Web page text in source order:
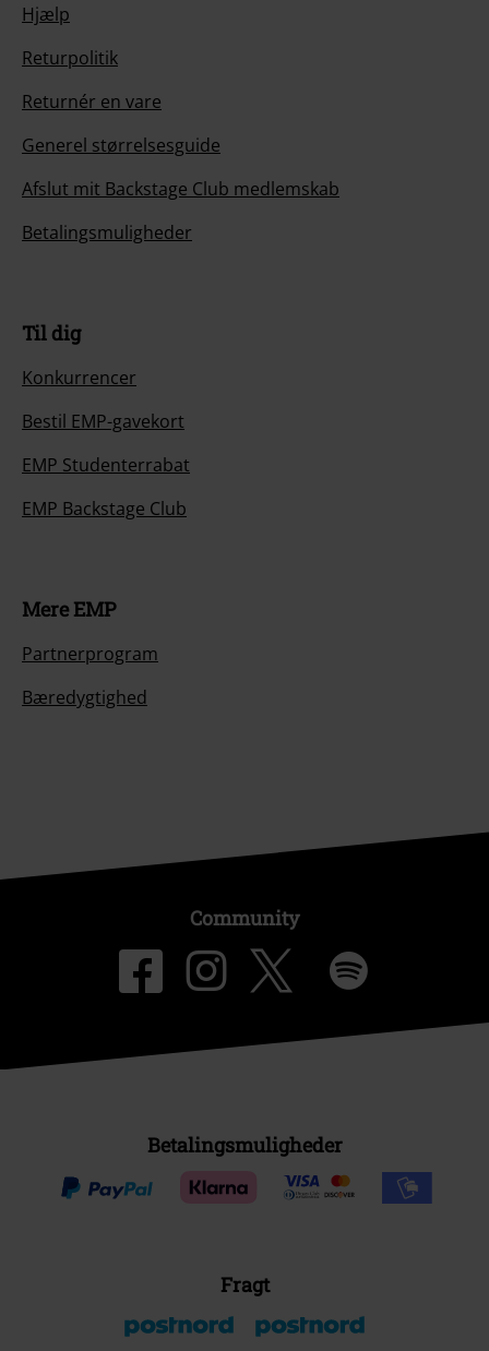
Hjælp
Returpolitik
Returnér en vare
Generel størrelsesguide
Afslut mit Backstage Club medlemskab
Betalingsmuligheder
Til dig
Konkurrencer
Bestil EMP-gavekort
EMP Studenterrabat
EMP Backstage Club
Mere EMP
Partnerprogram
Bæredygtighed
Community
Betalingsmuligheder
Fragt